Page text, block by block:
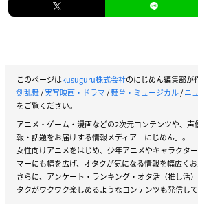
このページはkusuguru株式会社のにじめん編集部が
剣乱舞/実写映画・ドラマ/舞台・ミュージカル/ニ
をご覧ください。
アニメ・ゲーム・漫画などの2次元コンテンツや、
報・話題をお届けする情報メディア「にじめん」。
女性向けアニメをはじめ、少年アニメやキャラクタ
マーにも幅を広げ、オタクが気になる情報を幅広くお
さらに、アンケート・ランキング・オタ活（推し活
タクがワクワク楽しめるようなコンテンツも発信して